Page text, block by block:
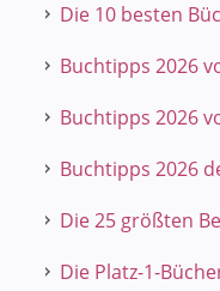
Die 10 besten
Buchtipps 2026
Buchtipps 2026
Buchtipps 2026
Die 25 größten
Die Platz-1-